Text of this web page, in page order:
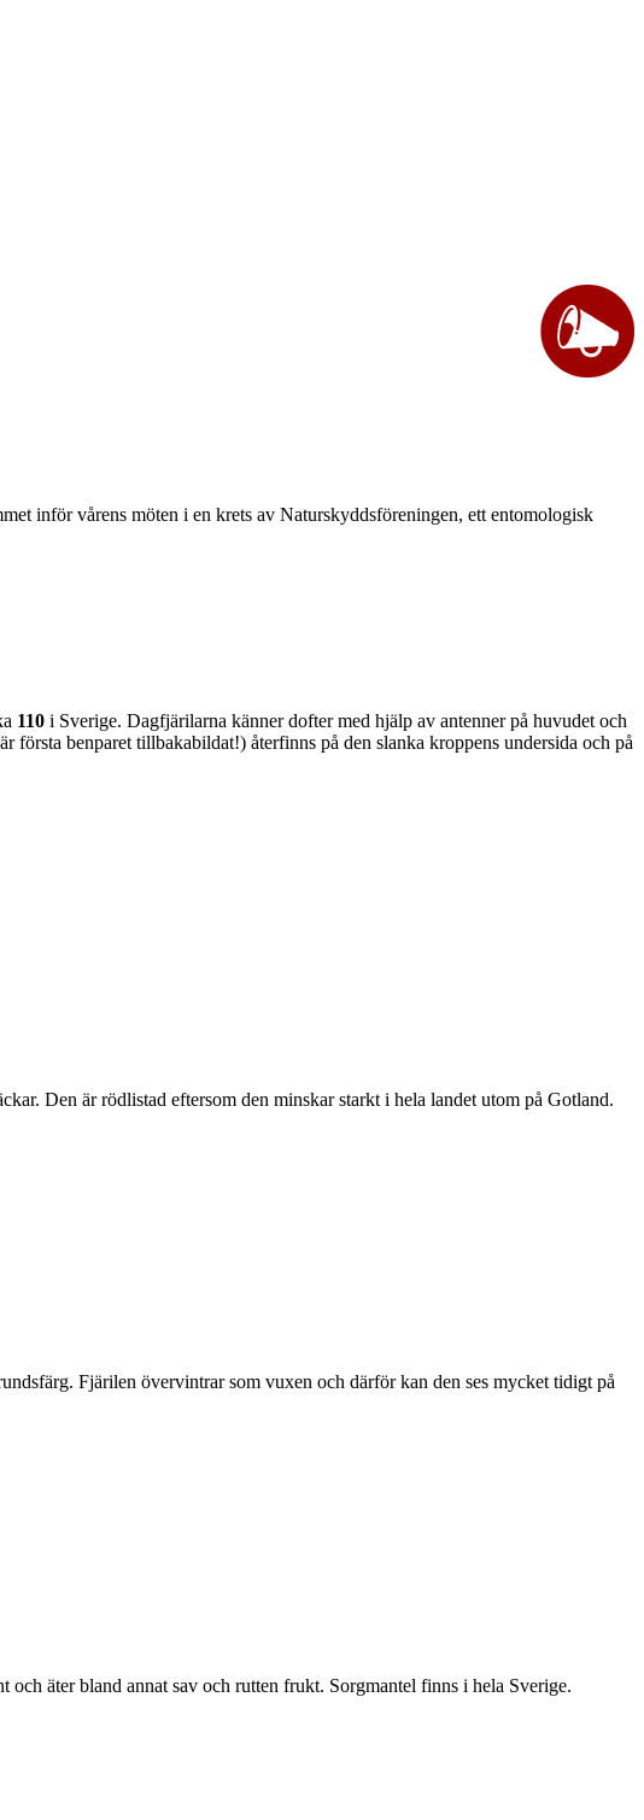
inför vårens möten i en krets av Naturskyddsföreningen, ett entomologisk
110 i Sverige. Dagfjärilarna känner dofter med hjälp av antenner på huvudet och
första benparet tillbakabildat!) återfinns på den slanka kroppens undersida och på
Den är rödlistad eftersom den minskar starkt i hela landet utom på Gotland.
Fjärilen övervintrar som vuxen och därför kan den ses mycket tidigt på
äter bland annat sav och rutten frukt. Sorgmantel finns i hela Sverige.